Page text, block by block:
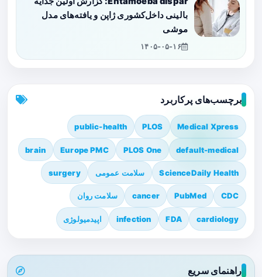
بالینی داخل‌کشوری ژاپن و یافته‌های مدل
موشی
۱۴۰۵-۰۵-۱۶
برچسب‌های پرکاربرد
Medical Xpress
PLOS
public-health
default-medical
PLOS One
Europe PMC
brain
ScienceDaily Health سلامت عمومی surgery
CDC
PubMed
cancer سلامت روان
cardiology
FDA
infection اپیدمیولوژی
راهنمای سریع